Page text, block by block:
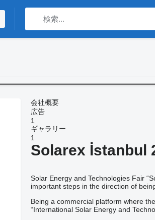
会社概要
広告
1
ギャラリー
1
Solarex İstanbul
Solar Energy and Technologies Fair
important steps in the direction of
Being a commercial platform where
“International Solar Energy and